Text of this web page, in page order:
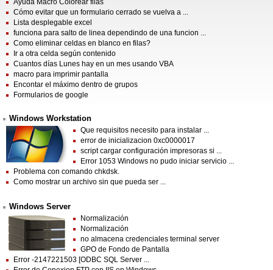
Ayuda Macro Colorear filas
Cómo evitar que un formulario cerrado se vuelva a ...
Lista desplegable excel
funciona para salto de linea dependindo de una funcion ...
Como eliminar celdas en blanco en filas?
Ir a otra celda según contenido
Cuantos días Lunes hay en un mes usando VBA
macro para imprimir pantalla
Encontar el máximo dentro de grupos
Formularios de google
Windows Workstation
Que requisitos necesito para instalar ...
error de inicializacion 0xc0000017
script cargar configuración impresoras si ...
Error 1053 Windows no pudo iniciar servicio ...
Problema con comando chkdsk.
Como mostrar un archivo sin que pueda ser ...
Windows Server
Normalización
Normalización
no almacena credenciales terminal server
GPO de Fondo de Pantalla
Error -2147221503 [ODBC SQL Server ...